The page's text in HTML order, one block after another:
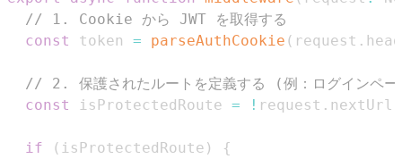
// 1. Cookie から JWT を取得する
const
token = parseAuthCookie ( request .
// 2. 保護されたルートを定義する (例：ログインペー
const
isProtectedRoute = ! request . nextUrl
if ( isProtectedRoute )
{